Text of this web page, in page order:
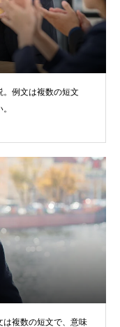
。例文は複数の短文
は複数の短文で、意味